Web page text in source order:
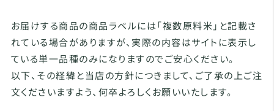
お届けする商品の商品ラベルには「複数原料米」と記載さ
れている場合がありますが、実際の内容はサイトに表示し
ている単一品種のみになりますのでご安心ください。
以下、その経緯と当店の方針につきまして、ご了承の上ご注
文くださいますよう、何卒よろしくお願いいたします。